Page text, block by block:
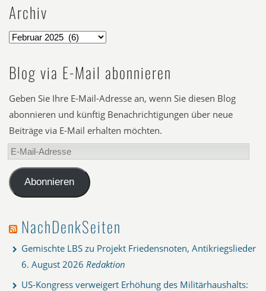
Archiv
Blog via E-Mail abonnieren
Geben Sie Ihre E-Mail-Adresse an, wenn Sie diesen Blog
abonnieren und künftig Benachrichtigungen über neue
Beiträge via E-Mail erhalten möchten.
E-
Mail-
AdresseAbonnieren
NachDenkSeiten
Gemischte LBS zu Projekt Friedensnoten, Antikriegslieder
6. August 2026 Redaktion
US-Kongress verweigert Erhöhung des Militärhaushalts: